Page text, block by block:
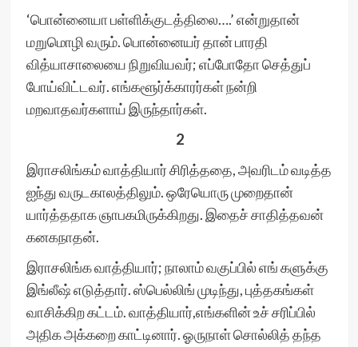
‘பொன்னையா பள்ளிக்குடத்திலை….’ என்றுதான்
மறுமொழி வரும். பொன்னையர் தான் பாரதி
வித்யாசாலையை நிறுவியவர்; எப்போதோ செத்துப்
போய்விட்டவர். எங்களூர்க்காரர்கள் நன்றி
மறவாதவர்களாய் இருந்தார்கள்.
2
இராசலிங்கம் வாத்தியார் சிரித்ததை, அவரிடம் வடித்த
ஐந்து வருடகாலத்திலும். ஒரேயொரு முறைதான்
யார்த்ததாக ஞாபகமிருக்கிறது. இதைச் சாதித்தவன்
கனகநாதன்.
இராசலிங்க வாத்தியார்; நாலாம் வகுப்பில் எங் களுக்கு
இங்லீஷ் எடுத்தார். ஸ்பெல்லிங் முடிந்து, புத்தகங்கள்
வாசிக்கிற கட்டம். வாத்தியார்,எங்களின் உச் சரிப்பில்
அதிக அக்கறை காட்டினார். ஓருநாள் சொல்லித் தந்த